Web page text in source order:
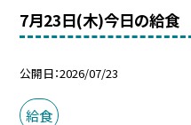
7月23日(木)今日の給食
公開日 2026/07/23
給食